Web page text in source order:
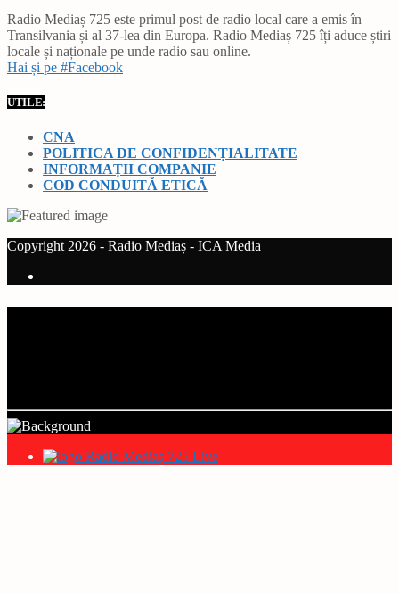
Radio Mediaș 725 este primul post de radio local care a emis în
Transilvania și al 37-lea din Europa. Radio Mediaș 725 îți aduce știri
locale și naționale pe unde radio sau online.
Hai și pe #Facebook
UTILE:
CNA
POLITICA DE CONFIDENȚIALITATE
INFORMAȚII COMPANIE
COD CONDUITĂ ETICĂ
Copyright 2026 - Radio Mediaș - ICA Media
Radio Mediaș 725 Live